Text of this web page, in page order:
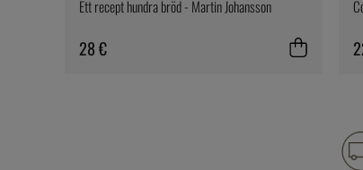
Ett recept hundra bröd - Martin Johansson
28 €